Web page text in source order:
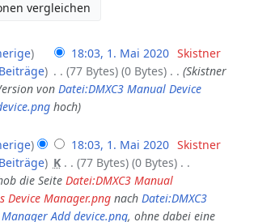
18:03, 1. Mai 2020 Skistner
Beiträge 77 Bytes 0 Bytes ‎
Skistner
von Datei:DMXC3 Manual Device
hoch
18:03, 1. Mai 2020 Skistner
Beiträge K 77 Bytes 0 Bytes ‎
die Seite Datei:DMXC3 Manual
Device Manager.png nach Datei:DMXC3
Add device.png, ohne dabei eine